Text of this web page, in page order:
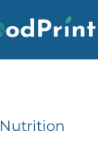
Nutrition